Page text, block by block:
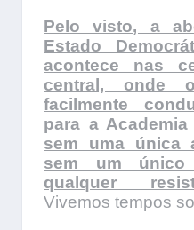
Pelo visto, a
Estado
acontece nas
central, onde
facilmente
para a
sem uma única
sem um
qualquer
Vivemos tempos